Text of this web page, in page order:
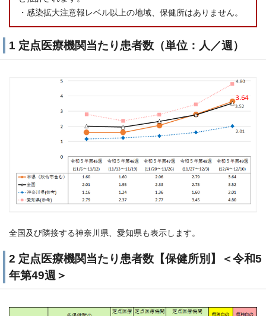
・感染拡大注意報レベル以上の地域、保健所はありません。
1 定点医療機関当たり患者数（単位：人／週）
全国及び隣接する神奈川県、愛知県も表示します。
2 定点医療機関当たり患者数【保健所別】＜令和5
年第49週＞